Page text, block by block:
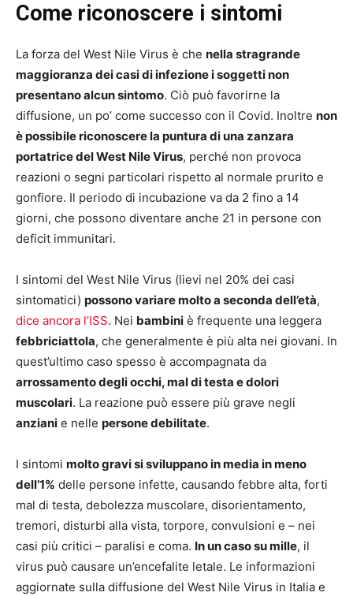
Come riconoscere i sintomi
La forza del West Nile Virus è che nella stragrande
maggioranza dei casi di infezione i soggetti non
presentano alcun sintomo. Ciò può favorirne la
diffusione, un po’ come successo con il Covid. Inoltre non
è possibile riconoscere la puntura di una zanzara
portatrice del West Nile Virus, perché non provoca
reazioni o segni particolari rispetto al normale prurito e
gonfiore. Il periodo di incubazione va da 2 fino a 14
giorni, che possono diventare anche 21 in persone con
deficit immunitari.
I sintomi del West Nile Virus (lievi nel 20% dei casi
sintomatici) possono variare molto a seconda dell’età,
dice ancora l’ISS. Nei bambini è frequente una leggera
febbriciattola, che generalmente è più alta nei giovani. In
quest’ultimo caso spesso è accompagnata da
arrossamento degli occhi, mal di testa e dolori
muscolari. La reazione può essere più grave negli
anziani e nelle persone debilitate.
I sintomi molto gravi si sviluppano in media in meno
dell’1% delle persone infette, causando febbre alta, forti
mal di testa, debolezza muscolare, disorientamento,
tremori, disturbi alla vista, torpore, convulsioni e – nei
casi più critici – paralisi e coma. In un caso su mille, il
virus può causare un’encefalite letale. Le informazioni
aggiornate sulla diffusione del West Nile Virus in Italia e